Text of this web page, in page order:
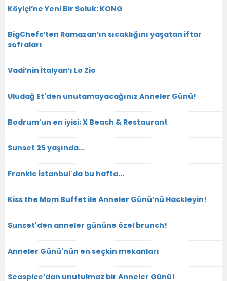
Köyiçi’ne Yeni Bir Soluk; KONG
BigChefs’ten Ramazan’ın sıcaklığını yaşatan iftar
sofraları
Vadi’nin İtalyan’ı Lo Zio
Uludağ Et'den unutamayacağınız Anneler Günü!
Bodrum'un en iyisi; X Beach & Restaurant
Sunset 25 yaşında...
Frankie İstanbul'da bu hafta...
Kiss the Mom Buffet ile Anneler Günü’nü Hackleyin!
Sunset'den anneler gününe özel brunch!
Anneler Günü'nün en seçkin mekanları
Seaspice’dan unutulmaz bir Anneler Günü!